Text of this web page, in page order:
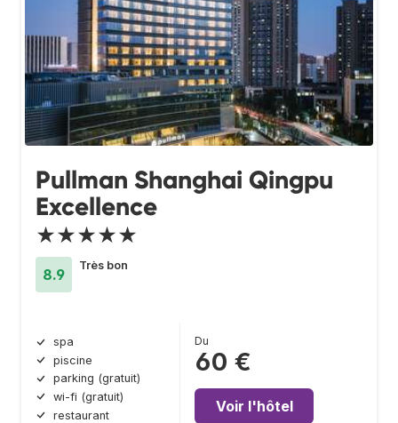
Pullman Shanghai Qingpu
Excellence
★★★★★
8.9
Très bon
spa
piscine
parking (gratuit)
wi-fi (gratuit)
restaurant
Du
60 €
Voir l'hôtel